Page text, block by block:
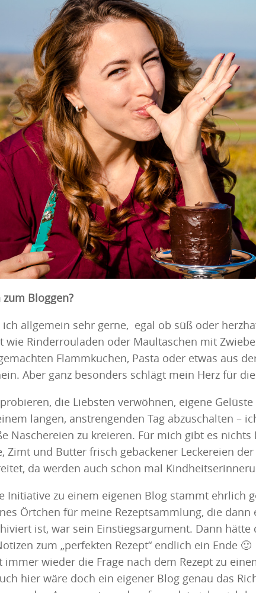
Bloggen?
ich allgemein sehr gerne, egal ob süß oder
wie Rinderrouladen oder Maultaschen mit
Flammkuchen, Pasta oder etwas aus
Aber ganz besonders schlägt mein Herz für
die Liebsten verwöhnen, eigene
langen, anstrengenden Tag abzuschalten –
Naschereien zu kreieren. Für mich gibt es
Zimt und Butter frisch gebackener Leckereien
da werden auch schon mal
Initiative zu einem eigenen Blog stammt ehrlich
Örtchen für meine Rezeptsammlung, die
ist, war sein Einstiegsargument. Dann hätte
zum „perfekten Rezept“ endlich ein Ende
immer wieder die Frage nach dem Rezept zu
hier wäre doch ein eigener Blog genau das